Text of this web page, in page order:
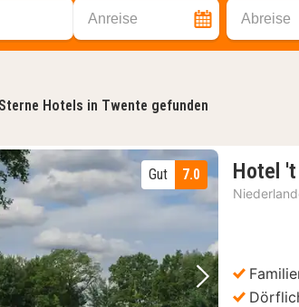
Anreise Abreise
Hotels in Twente gefunden
Bild Nächstes
7.0
Gut Hotel